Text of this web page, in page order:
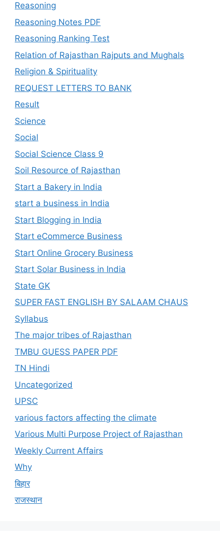
Reasoning
Reasoning Notes PDF
Reasoning Ranking Test
Relation of Rajasthan Rajputs and Mughals
Religion & Spirituality
REQUEST LETTERS TO BANK
Result
Science
Social
Social Science Class 9
Soil Resource of Rajasthan
Start a Bakery in India
start a business in India
Start Blogging in India
Start eCommerce Business
Start Online Grocery Business
Start Solar Business in India
State GK
SUPER FAST ENGLISH BY SALAAM CHAUS
Syllabus
The major tribes of Rajasthan
TMBU GUESS PAPER PDF
TN Hindi
Uncategorized
UPSC
various factors affecting the climate
Various Multi Purpose Project of Rajasthan
Weekly Current Affairs
Why
बिहार
राजस्थान